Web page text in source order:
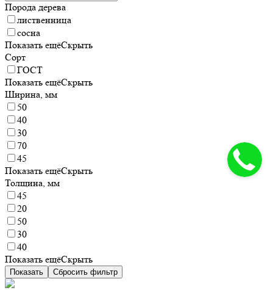
Порода дерева
лиственница
сосна
Показать ещёСкрыть
Сорт
ГОСТ
Показать ещёСкрыть
Ширина, мм
50
40
30
70
45
Показать ещёСкрыть
Толщина, мм
45
20
50
30
40
Показать ещёСкрыть
Показать Сбросить фильтр